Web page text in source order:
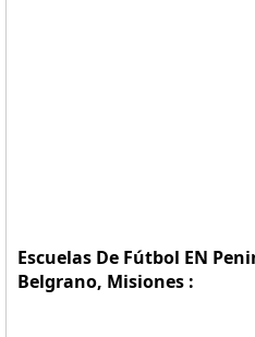
Escuelas De Fútbol EN
Belgrano, Misiones :